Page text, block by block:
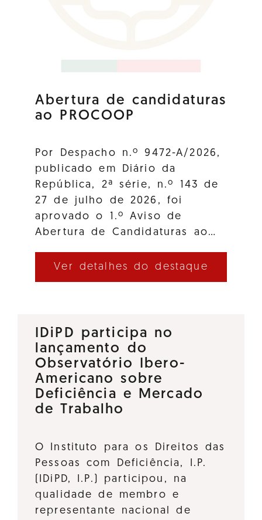
Abertura de candidaturas
ao PROCOOP
Por Despacho n.º 9472-A/2026,
publicado em Diário da
República, 2ª série, n.º 143 de
27 de julho de 2026, foi
aprovado o 1.º Aviso de
Abertura de Candidaturas ao…
Ver detalhes do destaque
IDiPD participa no
lançamento do
Observatório Ibero-
Americano sobre
Deficiência e Mercado
de Trabalho
O Instituto para os Direitos das
Pessoas com Deficiência, I.P.
(IDiPD, I.P.) participou, na
qualidade de membro e
representante nacional de